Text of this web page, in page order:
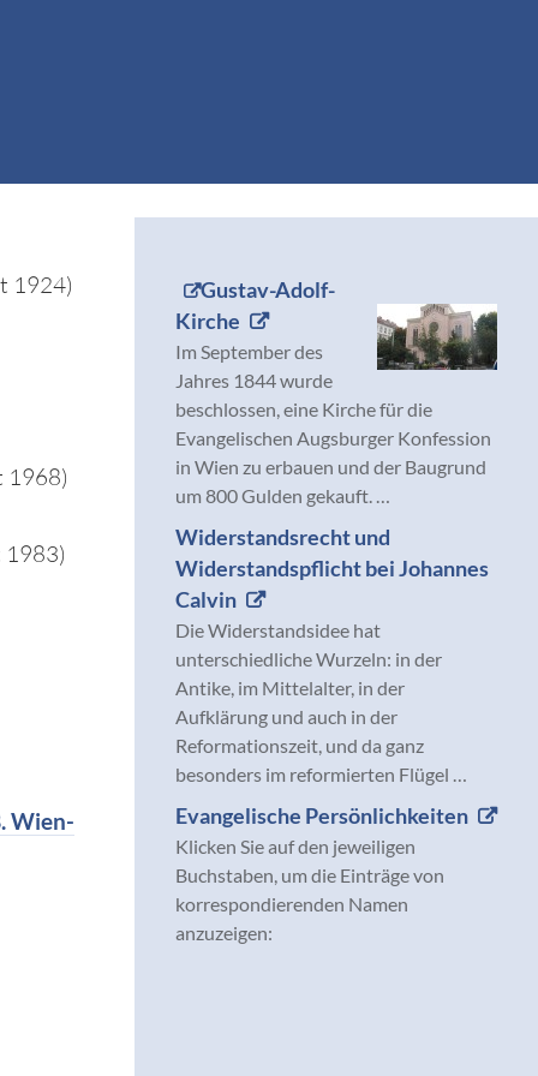
1924)
1968)
Wien-
Gustav-Adolf-
Kirche
Im September des
Jahres 1844 wurde
beschlossen, eine Kirche für die
Evangelischen Augsburger Konfession
in Wien zu erbauen und der Baugrund
um 800 Gulden gekauft. …
Widerstandsrecht und
Widerstandspflicht bei Johannes
Calvin
Die Widerstandsidee hat
unterschiedliche Wurzeln: in der
Antike, im Mittelalter, in der
Aufklärung und auch in der
Reformationszeit, und da ganz
besonders im reformierten Flügel …
Evangelische Persönlichkeiten
Klicken Sie auf den jeweiligen
Buchstaben, um die Einträge von
korrespondierenden Namen
anzuzeigen: